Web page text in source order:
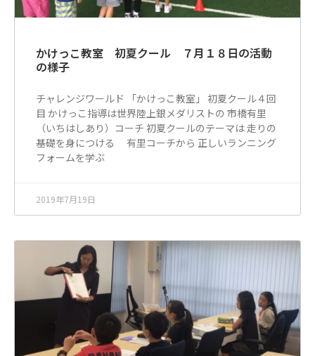
かけっこ教室 初夏クール ７月１８日の活動
の様子
チャレンジワールド 「かけっこ教室」 初夏クール４回
目 かけっこ指導は世界陸上銀メダリストの 市橋有里
（いちはしあり）コーチ 初夏クールのテーマは 走りの
基礎を身につける 有里コーチから 正しいランニング
フォームを学ぶ
2019年7月19日